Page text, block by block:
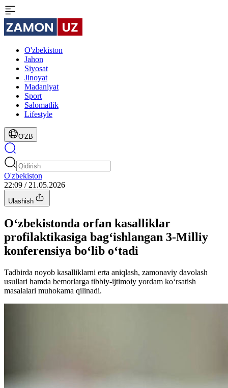
O'zbekiston
Jahon
Siyosat
Jinoyat
Madaniyat
Sport
Salomatlik
Lifestyle
O'ZB
O'zbekiston
22:09 / 21.05.2026
Ulashish
O‘zbekistonda orfan kasalliklar
profilaktikasiga bag‘ishlangan 3-Milliy
konferensiya bo‘lib o‘tadi
Tadbirda noyob kasalliklarni erta aniqlash, zamonaviy davolash
usullari hamda bemorlarga tibbiy-ijtimoiy yordam ko‘rsatish
masalalari muhokama qilinadi.